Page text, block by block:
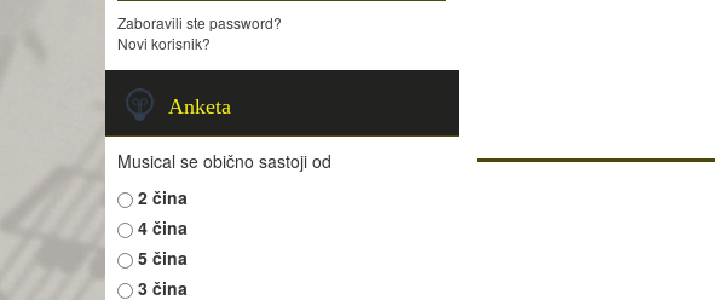
Zaboravili ste password?
Novi korisnik?
Anketa
Musical se obično sastoji od
2 čina
4 čina
5 čina
3 čina